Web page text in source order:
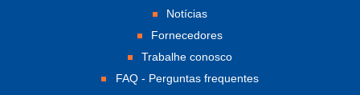
Notícias
Fornecedores
Trabalhe conosco
FAQ - Perguntas frequentes